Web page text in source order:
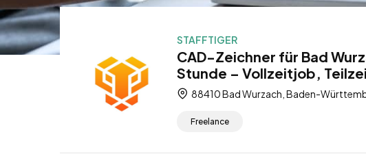
STAFFTIGER
CAD-Zeichner für Bad
Stunde – Vollzeitjob,
88410 Bad Wurzach, Baden-
Freelance